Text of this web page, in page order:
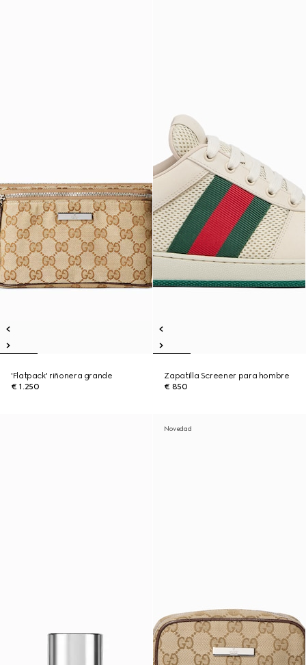
'Flatpack' riñonera grande
€ 1.250
Zapatilla Screener para hombre
€ 850
Novedad